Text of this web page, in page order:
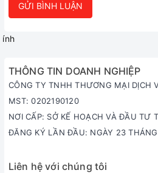
GỬI BÌNH LUẬN
ính
THÔNG TIN DOANH NGHIỆP
CÔNG TY TNHH THƯƠNG MẠI DỊCH
MST: 0202190120
NƠI CẤP: SỞ KẾ HOẠCH VÀ ĐẦU TƯ
ĐĂNG KÝ LẦN ĐẦU: NGÀY 23
Liên hệ với chúng tôi